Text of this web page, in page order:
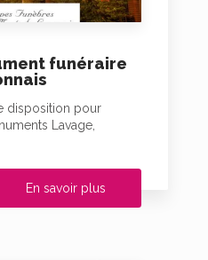
funéraire
disposition pour
Lavage,
En savoir plus